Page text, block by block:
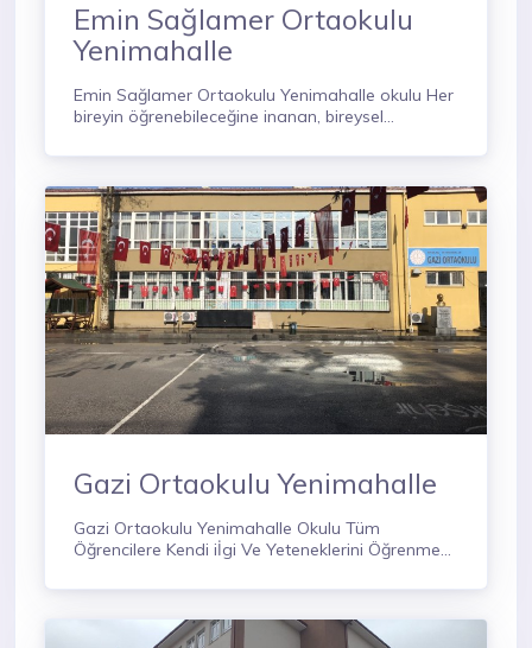
Emin Sağlamer Ortaokulu
Yenimahalle
Emin Sağlamer Ortaokulu Yenimahalle okulu Her
bireyin öğrenebileceğine inanan, bireysel
kullanan, Atatürk ilke ve inkılaplarının ışığında
kurumdur
Gazi Ortaokulu Yenimahalle
Gazi Ortaokulu Yenimahalle Okulu Tüm
Öğrencilere Kendi iİgi Ve Yeteneklerini Öğrenme